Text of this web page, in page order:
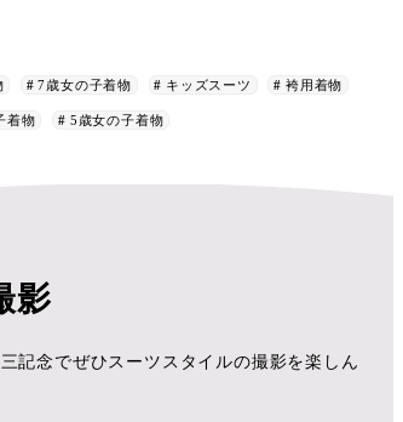
7歳女の子着物 キッズスーツ 袴用着物
着物 5歳女の子着物
影
記念でぜひスーツスタイルの撮影を楽しん